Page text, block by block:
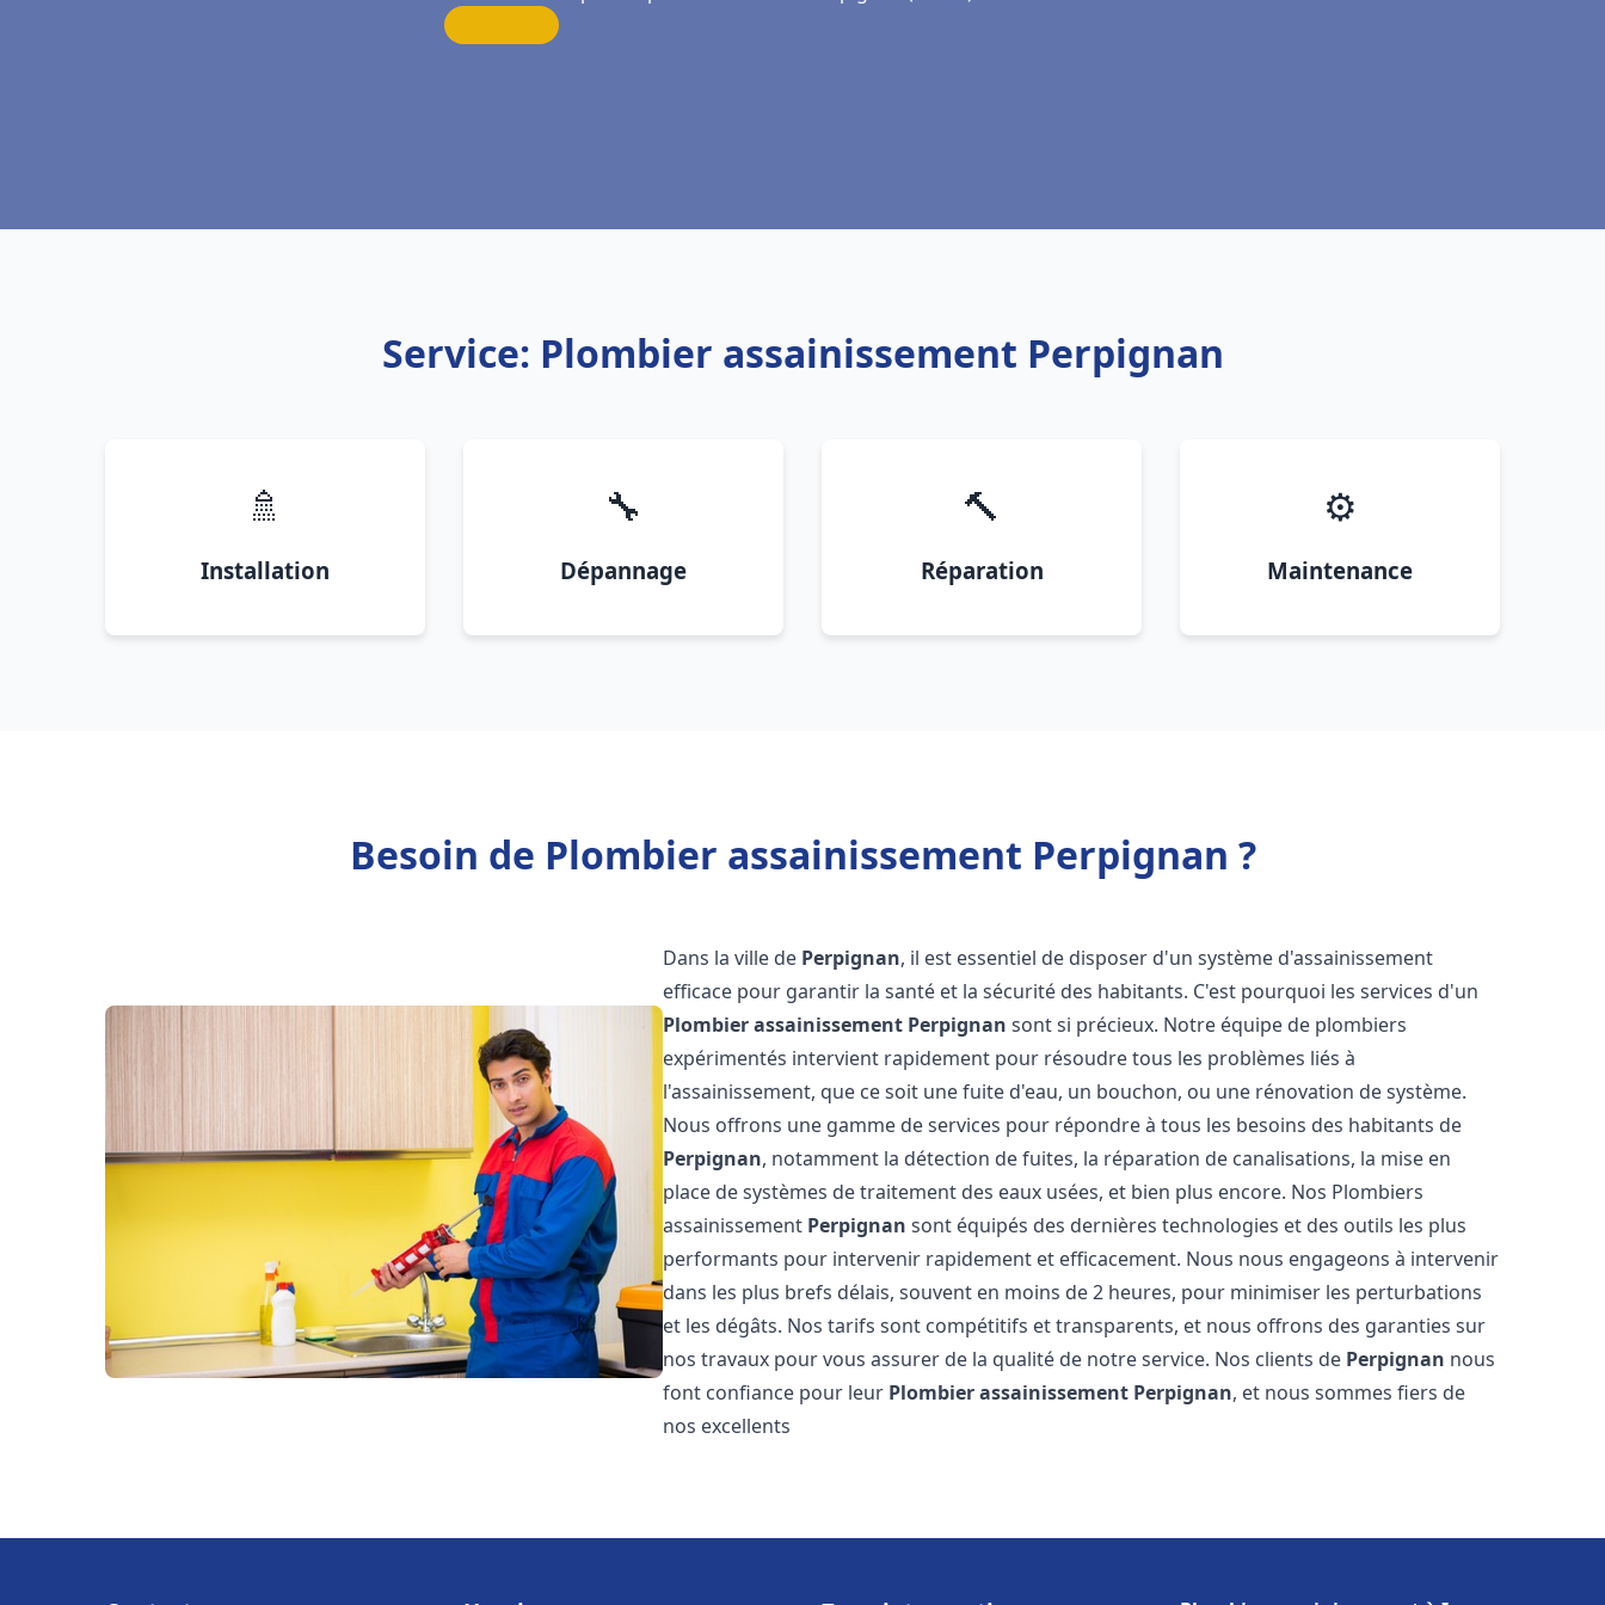
Service: Plombier assainissement Perpignan
🚿
Installation
🔧
Dépannage
🔨
Réparation
⚙️
Maintenance
Besoin de Plombier assainissement Perpignan ?
Dans la ville de Perpignan, il est essentiel de disposer d'un système d'assainissement
efficace pour garantir la santé et la sécurité des habitants. C'est pourquoi les services d'un
Plombier assainissement Perpignan sont si précieux. Notre équipe de plombiers
expérimentés intervient rapidement pour résoudre tous les problèmes liés à
l'assainissement, que ce soit une fuite d'eau, un bouchon, ou une rénovation de système.
Nous offrons une gamme de services pour répondre à tous les besoins des habitants de
Perpignan, notamment la détection de fuites, la réparation de canalisations, la mise en
place de systèmes de traitement des eaux usées, et bien plus encore. Nos Plombiers
assainissement Perpignan sont équipés des dernières technologies et des outils les plus
performants pour intervenir rapidement et efficacement. Nous nous engageons à intervenir
dans les plus brefs délais, souvent en moins de 2 heures, pour minimiser les perturbations
et les dégâts. Nos tarifs sont compétitifs et transparents, et nous offrons des garanties sur
nos travaux pour vous assurer de la qualité de notre service. Nos clients de Perpignan nous
font confiance pour leur Plombier assainissement Perpignan, et nous sommes fiers de
nos excellents